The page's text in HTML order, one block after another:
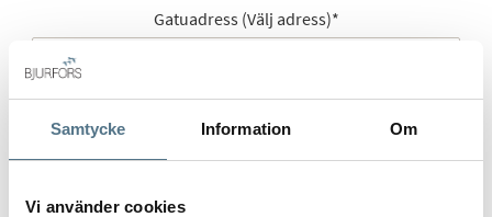
Samtycke Information Om
Vi använder cookies
Gatuadress (Välj adress)*
Postort*